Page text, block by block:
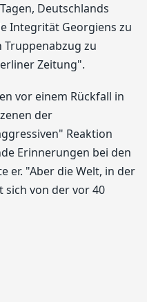
Deutschlands
Integrität Georgiens zu
zu
Zeitung".
vor einem Rückfall in
der
Reaktion
Erinnerungen bei den
er. "Aber die Welt, in der
von der vor 40